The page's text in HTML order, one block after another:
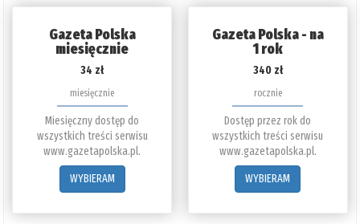
Gazeta Polska
miesięcznie
34 zł
miesięcznie
Miesięczny dostęp do
wszystkich treści serwisu
www.gazetapolska.pl.
WYBIERAM
Gazeta Polska - na
1 rok
340 zł
rocznie
Dostęp przez rok do
wszystkich treści serwisu
www.gazetapolska.pl.
WYBIERAM